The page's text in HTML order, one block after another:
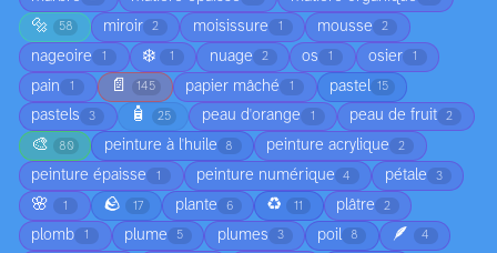
🔩 58 miroir 2 moisissure 1 mousse 2
nageoire 1 ❄️ 1 nuage 2 os 1 osier 1
pain 1 📄 145 papier mâché 1 pastel 15
pastels 3 🧴 25 peau d'orange 1 peau de fruit 2
🎨 80 peinture à l'huile 8 peinture acrylique 2
peinture épaisse 1 peinture numérique 4 pétale 3
🌸 1 🪨 17 plante 6 ♻️ 11 plâtre 2
plomb 1 plume 5 plumes 3 poil 8 🪶 4